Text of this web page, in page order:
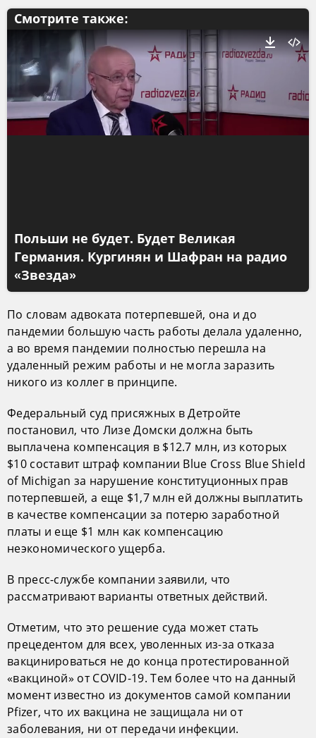
Смотрите также:
Польши не будет. Будет Великая
Германия. Кургинян и Шафран на радио
«Звезда»
По словам адвоката потерпевшей, она и до
пандемии большую часть работы делала удаленно,
а во время пандемии полностью перешла на
удаленный режим работы и не могла заразить
никого из коллег в принципе.
Федеральный суд присяжных в Детройте
постановил, что Лизе Домски должна быть
выплачена компенсация в $12.7 млн, из которых
$10 составит штраф компании Blue Cross Blue Shield
of Michigan за нарушение конституционных прав
потерпевшей, а еще $1,7 млн ей должны выплатить
в качестве компенсации за потерю заработной
платы и еще $1 млн как компенсацию
неэкономического ущерба.
В пресс-службе компании заявили, что
рассматривают варианты ответных действий.
Отметим, что это решение суда может стать
прецедентом для всех, уволенных из-за отказа
вакцинироваться не до конца протестированной
«вакциной» от COVID-19. Тем более что на данный
момент известно из документов самой компании
Pfizer, что их вакцина не защищала ни от
заболевания, ни от передачи инфекции.